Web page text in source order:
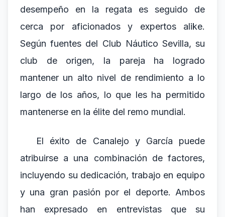
desempeño en la regata es seguido de
cerca por aficionados y expertos alike.
Según fuentes del Club Náutico Sevilla, su
club de origen, la pareja ha logrado
mantener un alto nivel de rendimiento a lo
largo de los años, lo que les ha permitido
mantenerse en la élite del remo mundial.
El éxito de Canalejo y García puede
atribuirse a una combinación de factores,
incluyendo su dedicación, trabajo en equipo
y una gran pasión por el deporte. Ambos
han expresado en entrevistas que su